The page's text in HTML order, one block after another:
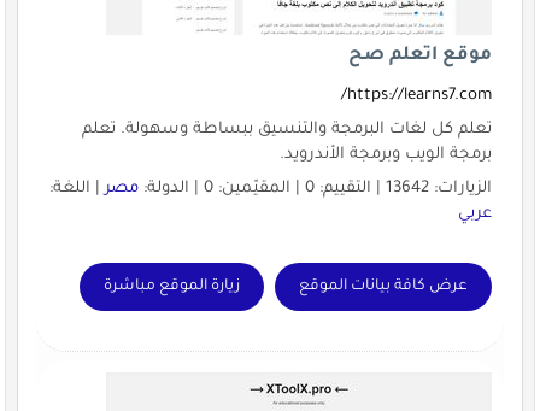
موقع اتعلم صح
https://learns7.com/
تعلم كل لغات البرمجة والتنسيق ببساطة وسهولة. تعلم
برمجة الويب وبرمجة الأندرويد.
الزيارات: 13642 | التقييم: 0 | المقيّمين: 0 | الدولة:
مصر| اللغة:
عربي
عرض كافة بيانات الموقع زيارة الموقع مباشرة